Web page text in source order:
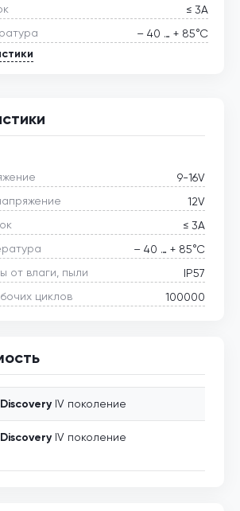
≤ 3А
– 40 … + 85°С
9-16V
12V
≤ 3А
– 40 … + 85°С
от влаги, пыли
IP57
циклов
100000
Discovery IV поколение
Discovery IV поколение